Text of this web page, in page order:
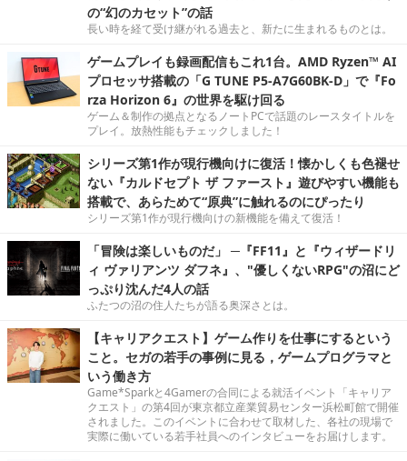
の“幻のカセット”の話
長い時を経て受け継がれる過去と、新たに生まれるものとは。
ゲームプレイも録画配信もこれ1台。AMD Ryzen™ AI
プロセッサ搭載の「G TUNE P5-A7G60BK-D」で『Fo
rza Horizon 6』の世界を駆け回る
ゲーム＆制作の拠点となるノートPCで話題のレースタイトルを
プレイ。放熱性能もチェックしました！
シリーズ第1作が現行機向けに復活！懐かしくも色褪せ
ない『カルドセプト ザ ファースト』遊びやすい機能も
搭載で、あらためて“原典”に触れるのにぴったり
シリーズ第1作が現行機向けの新機能を備えて復活！
「冒険は楽しいものだ」 ─『FF11』と『ウィザードリ
ィ ヴァリアンツ ダフネ』、"優しくないRPG"の沼にど
っぷり沈んだ4人の話
ふたつの沼の住人たちが語る奥深さとは。
【キャリアクエスト】ゲーム作りを仕事にするという
こと。セガの若手の事例に見る，ゲームプログラマと
いう働き方
Game*Sparkと4Gamerの合同による就活イベント「キャリア
クエスト」の第4回が東京都立産業貿易センター浜松町館で開催
されました。このイベントに合わせて取材した、各社の現場で
実際に働いている若手社員へのインタビューをお届けします。